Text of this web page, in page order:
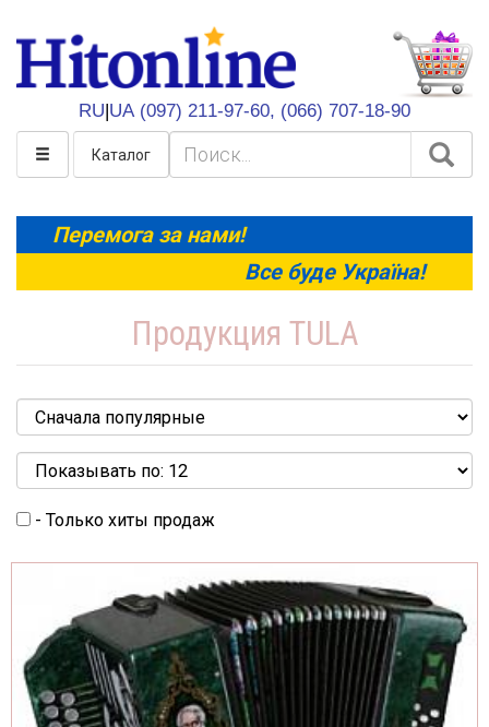
RU|UA (097) 211-97-60, (066) 707-18-90
HitOnline
Каталог
Перемога за нами!
Все буде Україна!
Продукция TULA
- Только хиты продаж